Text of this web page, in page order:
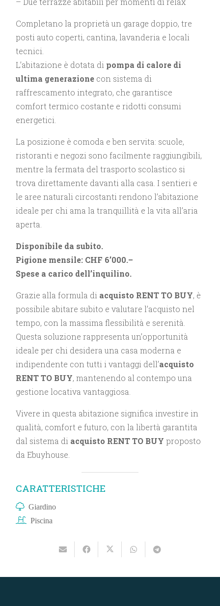
Completano la proprietà un garage doppio, tre
posti auto coperti, cantina, lavanderia e locali
tecnici.
L’abitazione è dotata di pompa di calore di
ultima generazione con sistema di
raffrescamento integrato, che garantisce
comfort termico costante e ridotti consumi
energetici.
La posizione è comoda e ben servita: scuole,
ristoranti e negozi sono facilmente raggiungibili,
mentre la fermata del trasporto scolastico si
trova direttamente davanti alla casa. I sentieri e
le aree naturali circostanti rendono l’abitazione
ideale per chi ama la tranquillità e la vita all’aria
aperta.
Disponibile da subito.
Pigione mensile: CHF 6’000.–
Spese a carico dell’inquilino.
Grazie alla formula di acquisto RENT TO BUY, è
possibile abitare subito e valutare l’acquisto nel
tempo, con la massima flessibilità e serenità.
Questa soluzione rappresenta un’opportunità
ideale per chi desidera una casa moderna e
indipendente con tutti i vantaggi dell’acquisto
RENT TO BUY, mantenendo al contempo una
gestione locativa vantaggiosa.
Vivere in questa abitazione significa investire in
qualità, comfort e futuro, con la libertà garantita
dal sistema di acquisto RENT TO BUY proposto
da Ebuyhouse.
CARATTERISTICHE
Giardino
Piscina